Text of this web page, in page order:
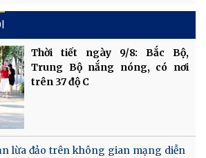
Thời tiết ngày 9/8: Bắc Bộ,
Trung Bộ nắng nóng, có nơi
trên 37 độ C
lừa đảo trên không gian mạng diễn